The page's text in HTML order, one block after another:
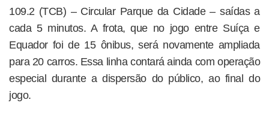
109.2 (TCB) – Circular Parque da Cidade – saídas a
cada 5 minutos. A frota, que no jogo entre Suíça e
Equador foi de 15 ônibus, será novamente ampliada
para 20 carros. Essa linha contará ainda com operação
especial durante a dispersão do público, ao final do
jogo.